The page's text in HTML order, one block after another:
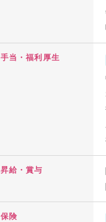
手当・福利厚生
昇給・賞与
保険